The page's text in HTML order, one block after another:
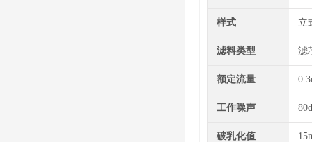
样式 立
滤料类型 滤
额定流量
工作噪声
破乳化值